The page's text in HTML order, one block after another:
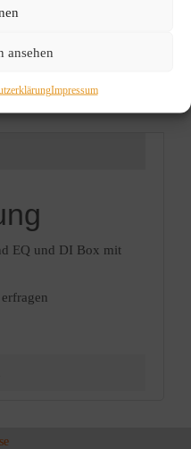
ansehen
Impressum
+
EQ und DI Box mit